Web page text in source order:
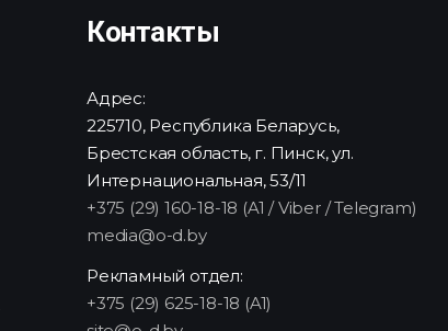
Контакты
Адрес:
225710, Республика Беларусь,
Брестская область, г. Пинск, ул.
Интернациональная, 53/11
+375 (29) 160-18-18 (A1 / Viber / Telegram)
media@o-d.by
Рекламный отдел:
+375 (29) 625-18-18 (A1)